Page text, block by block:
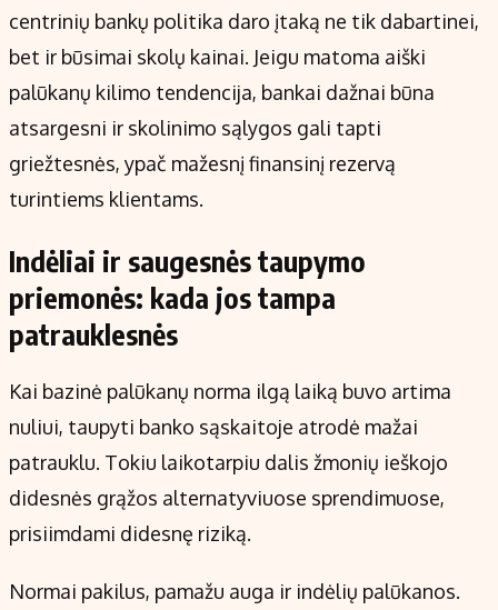
centrinių bankų politika daro įtaką ne tik dabartinei,
bet ir būsimai skolų kainai. Jeigu matoma aiški
palūkanų kilimo tendencija, bankai dažnai būna
atsargesni ir skolinimo sąlygos gali tapti
griežtesnės, ypač mažesnį finansinį rezervą
turintiems klientams.
Indėliai ir saugesnės taupymo
priemonės: kada jos tampa
patrauklesnės
Kai bazinė palūkanų norma ilgą laiką buvo artima
nuliui, taupyti banko sąskaitoje atrodė mažai
patrauklu. Tokiu laikotarpiu dalis žmonių ieškojo
didesnės grąžos alternatyviuose sprendimuose,
prisiimdami didesnę riziką.
Normai pakilus, pamažu auga ir indėlių palūkanos.